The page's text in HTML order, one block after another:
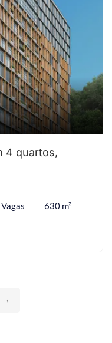
4 quartos,
630 m²
›